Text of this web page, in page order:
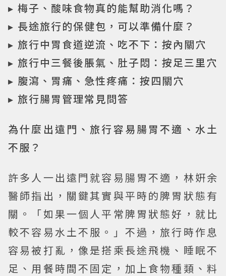
▸ 梅子、酸味食物真的能幫助消化嗎？
▸ 長途旅行的保健包，可以準備什麼？
▸ 旅行中胃食道逆流、吃不下：按內關穴
▸ 旅行中三餐後脹氣、肚子悶：按足三里穴
▸ 腹瀉、胃痛、急性疼痛：按四關穴
▸ 旅行腸胃管理常見問答
為什麼出遠門、旅行容易腸胃不適、水土
不服？
許多人一出遠門就容易腸胃不適，林姸余
醫師指出，關鍵其實與平時的脾胃狀態有
關。「如果一個人平常脾胃狀態好，就比
較不容易水土不服。」不過，旅行時作息
容易被打亂，像是搭乘長途飛機、睡眠不
足、用餐時間不固定，加上食物種類、料